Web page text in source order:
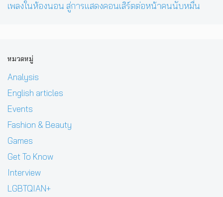
เพลงในห้องนอน สู่การแสดงคอนเสิร์ตต่อหน้าคนนับหมื่น
หมวดหมู่
Analysis
English articles
Events
Fashion & Beauty
Games
Get To Know
Interview
LGBTQIAN+